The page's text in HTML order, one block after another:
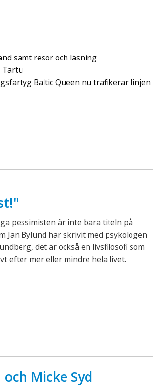
samt resor och läsning
Tartu
Baltic Queen nu trafikerar linjen
pessimisten är inte bara titeln på
Jan Bylund har skrivit med psykologen
det är också en livsfilosofi som
efter mer eller mindre hela livet.
Micke Syd